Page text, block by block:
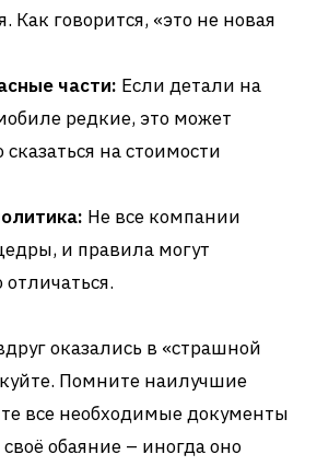
Как говорится, «это не новая
части: Если детали на
редкие, это может
на стоимости
Не все компании
и правила могут
оказались в «страшной
Помните наилучшие
все необходимые документы
обаяние – иногда оно